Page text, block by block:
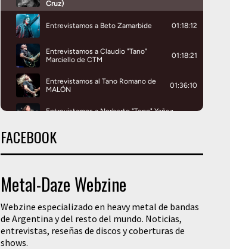
FACEBOOK
Metal-Daze Webzine
Webzine especializado en heavy metal de bandas
de Argentina y del resto del mundo. Noticias,
entrevistas, reseñas de discos y coberturas de
shows.